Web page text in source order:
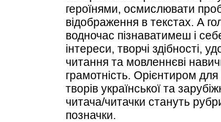
героїнями, осмислювати
відображення в текстах. А
водночас пізнаватимеш і
інтереси, творчі здібності,
читання та мовленнєві
грамотність. Орієнтиром
творів української та
читача/читачки стануть
позначки.